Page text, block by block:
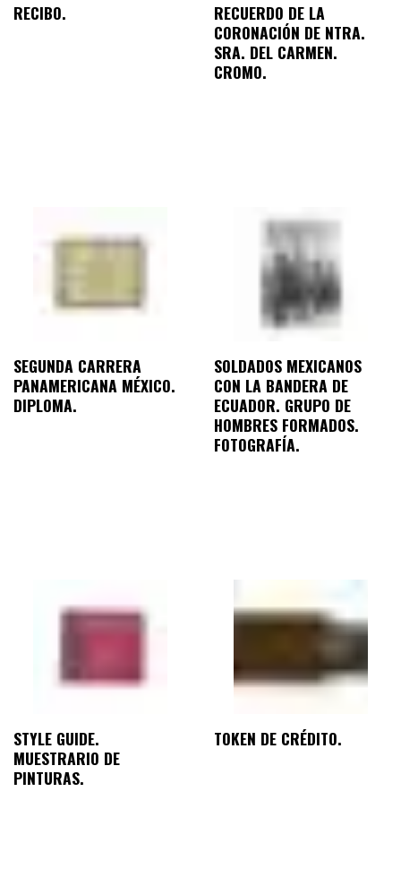
RECIBO.
RECUERDO DE LA
CORONACIÓN DE NTRA.
SRA. DEL CARMEN.
CROMO.
SEGUNDA CARRERA
PANAMERICANA MÉXICO.
DIPLOMA.
SOLDADOS MEXICANOS
CON LA BANDERA DE
ECUADOR. GRUPO DE
HOMBRES FORMADOS.
FOTOGRAFÍA.
STYLE GUIDE.
MUESTRARIO DE
PINTURAS.
TOKEN DE CRÉDITO.